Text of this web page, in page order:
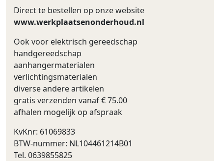
Direct te bestellen op onze website
www.werkplaatsenonderhoud.nl
Ook voor elektrisch gereedschap
handgereedschap
aanhangermaterialen
verlichtingsmaterialen
diverse andere artikelen
gratis verzenden vanaf € 75.00
afhalen mogelijk op afspraak
KvKnr: 61069833
BTW-nummer: NL104461214B01
Tel. 0639855825